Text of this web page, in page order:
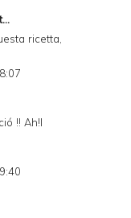
ricetta,
!! Ah!I